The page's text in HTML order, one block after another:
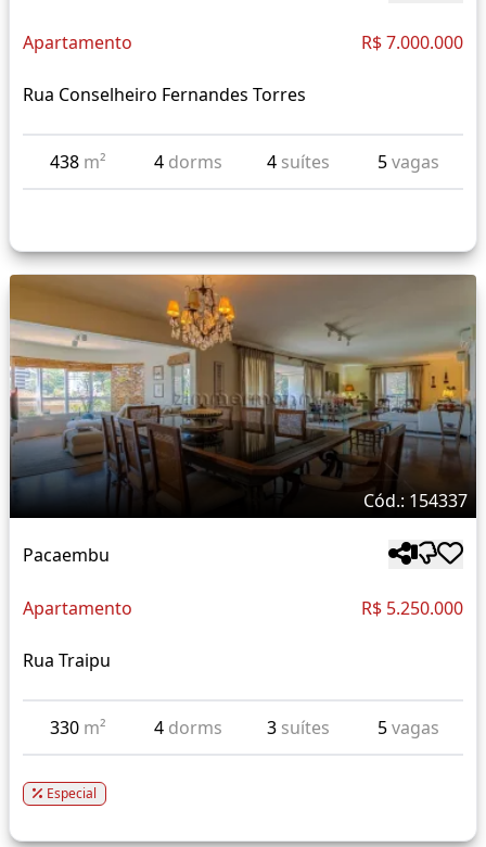
Apartamento R$ 7.000.000
Rua Conselheiro Fernandes Torres
438 m² 4 dorms 4 suítes 5vagas
Cód.: 154337
Pacaembu
Apartamento R$ 5.250.000
Rua Traipu
330 m² 4 dorms 3 suítes 5vagas
Especial